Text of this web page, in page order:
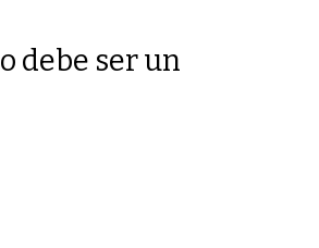
debe ser un